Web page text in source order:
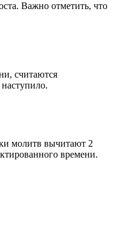
Важно отметить, что
считаются
молитв вычитают 2
времени.